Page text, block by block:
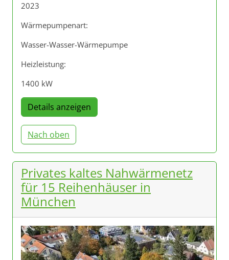
2023
Wärmepumpenart:
Wasser-Wasser-Wärmepumpe
Heizleistung:
1400 kW
Details anzeigen
Nach oben
Privates kaltes Nahwärmenetz
für 15 Reihenhäuser in
München